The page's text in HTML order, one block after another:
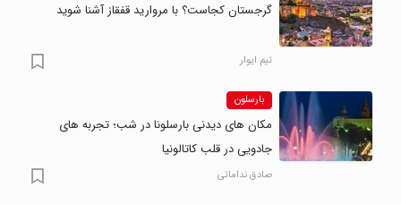
گرجستان کجاست؟ با مروارید قفقاز آشنا شوید
تیم ایوار
بارسلون
مکان های دیدنی بارسلونا در شب؛ تجربه های
جادویی در قلب کاتالونیا
صادق نداماتی